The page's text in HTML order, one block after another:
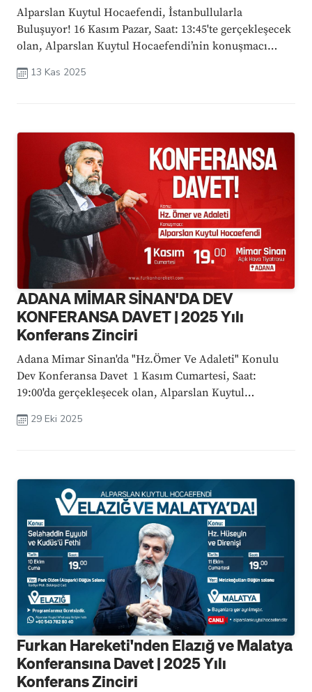
Alparslan Kuytul Hocaefendi, İstanbullularla
Buluşuyor! 16 Kasım Pazar, Saat: 13:45'te gerçekleşecek
olan, Alparslan Kuytul Hocaefendi’nin konuşmacı
Tebük Seferi konusu ele alınacaktır. Nebevi duruşu
13 Kas 2025
ADANA MİMAR SİNAN'DA DEV
KONFERANSA DAVET | 2025 Yılı
Konferans Zinciri
Adana Mimar Sinan'da "Hz.Ömer Ve Adaleti" Konulu
Dev Konferansa Davet 1 Kasım Cumartesi, Saat:
19:00'da gerçekleşecek olan, Alparslan Kuytul
konferansta, Hz. Ömer’in adalet anlayışı ve İslam ...
29 Eki 2025
Furkan Hareketi'nden Elazığ ve Malatya
Konferansına Davet | 2025 Yılı
Konferans Zinciri